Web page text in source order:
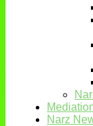
Narz